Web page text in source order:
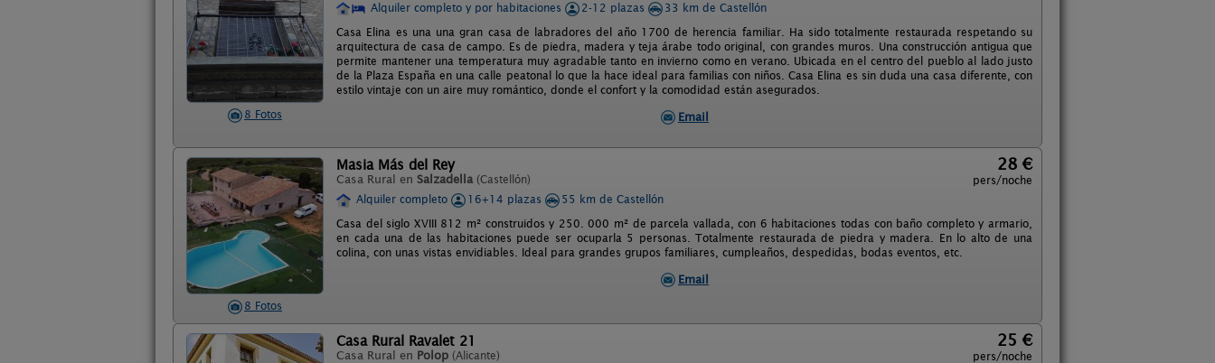
8 Fotos
Alquiler completo y por habitaciones
2-12 plazas
33 km de Castellón
Casa Elina es una una gran casa de labradores del año 1700 de herencia familiar. Ha sido totalmente restaurada respetando su
arquitectura de casa de campo. Es de piedra, madera y teja árabe todo original, con grandes muros. Una construcción antigua que
permite mantener una temperatura muy agradable tanto en invierno como en verano. Ubicada en el centro del pueblo al lado justo
de la Plaza España en una calle peatonal lo que la hace ideal para familias con niños. Casa Elina es sin duda una casa diferente, con
estilo vintaje con un aire muy romántico, donde el confort y la comodidad están asegurados.
Email
8 Fotos
Masia Más del Rey
Casa Rural en Salzadella (Castellón)
28 €
pers/noche
Alquiler completo
16+14 plazas
55 km de Castellón
Casa del siglo XVIII 812 m² construidos y 250. 000 m² de parcela vallada, con 6 habitaciones todas con baño completo y armario,
en cada una de las habitaciones puede ser ocuparla 5 personas. Totalmente restaurada de piedra y madera. En lo alto de una
colina, con unas vistas envidiables. Ideal para grandes grupos familiares, cumpleaños, despedidas, bodas eventos, etc.
Email
Casa Rural Ravalet 21
Casa Rural en Polop (Alicante)
25 €
pers/noche